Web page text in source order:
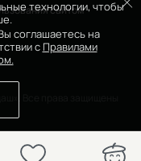
технологии, чтобы
соглашаетесь на
с Правилами
сайтом
Все права защищены